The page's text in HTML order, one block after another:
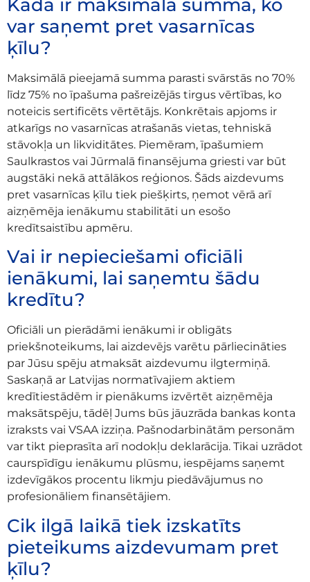
Kāda ir maksimālā summa, ko
var saņemt pret vasarnīcas
ķīlu?
Maksimālā pieejamā summa parasti svārstās no 70%
līdz 75% no īpašuma pašreizējās tirgus vērtības, ko
noteicis sertificēts vērtētājs. Konkrētais apjoms ir
atkarīgs no vasarnīcas atrašanās vietas, tehniskā
stāvokļa un likviditātes. Piemēram, īpašumiem
Saulkrastos vai Jūrmalā finansējuma griesti var būt
augstāki nekā attālākos reģionos. Šāds aizdevums
pret vasarnīcas ķīlu tiek piešķirts, ņemot vērā arī
aizņēmēja ienākumu stabilitāti un esošo
kredītsaistību apmēru.
Vai ir nepieciešami oficiāli
ienākumi, lai saņemtu šādu
kredītu?
Oficiāli un pierādāmi ienākumi ir obligāts
priekšnoteikums, lai aizdevējs varētu pārliecināties
par Jūsu spēju atmaksāt aizdevumu ilgtermiņā.
Saskaņā ar Latvijas normatīvajiem aktiem
kredītiestādēm ir pienākums izvērtēt aizņēmēja
maksātspēju, tādēļ Jums būs jāuzrāda bankas konta
izraksts vai VSAA izziņa. Pašnodarbinātām personām
var tikt pieprasīta arī nodokļu deklarācija. Tikai uzrādot
caurspīdīgu ienākumu plūsmu, iespējams saņemt
izdevīgākos procentu likmju piedāvājumus no
profesionāliem finansētājiem.
Cik ilgā laikā tiek izskatīts
pieteikums aizdevumam pret
ķīlu?